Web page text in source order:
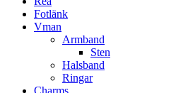
Fotlänk
Vman
Armband
Sten
Halsband
Ringar
Charms